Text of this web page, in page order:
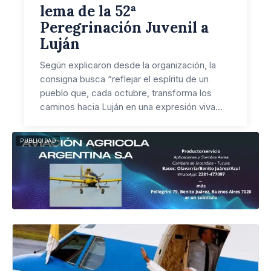
lema de la 52ª
Peregrinación Juvenil a
Luján
Según explicaron desde la organización, la
consigna busca “reflejar el espíritu de un
pueblo que, cada octubre, transforma los
caminos hacia Luján en una expresión viva…
PUBLICIDAD